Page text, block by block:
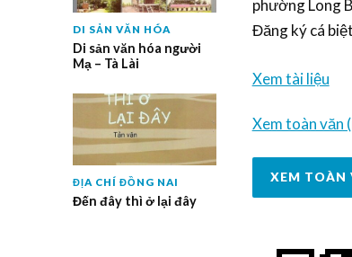
DI SẢN VĂN HÓA
Di sản văn hóa người
Mạ – Tà Lài
ĐỊA CHÍ ĐỒNG NAI
Đến đây thì ở lại đây
phường Long
Đăng ký cá
Xem tài liệu
Xem toàn văn
XEM TOÀN